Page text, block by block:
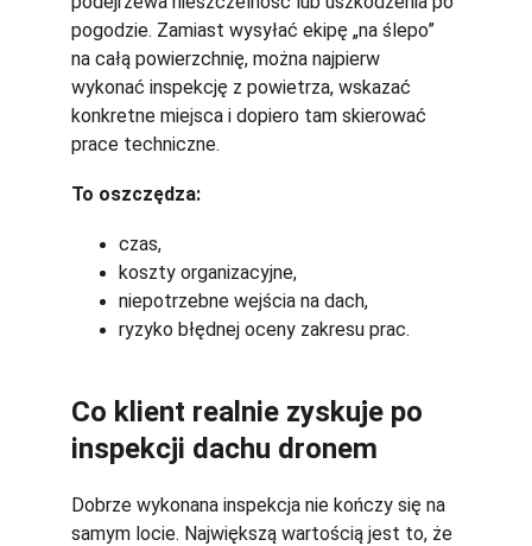
pogodzie. Zamiast wysyłać ekipę „na ślepo”
na całą powierzchnię, można najpierw
wykonać inspekcję z powietrza, wskazać
konkretne miejsca i dopiero tam skierować
prace techniczne.
To oszczędza:
czas,
koszty organizacyjne,
niepotrzebne wejścia na dach,
ryzyko błędnej oceny zakresu prac.
Co klient realnie zyskuje po
inspekcji dachu dronem
Dobrze wykonana inspekcja nie kończy się na
samym locie. Największą wartością jest to, że